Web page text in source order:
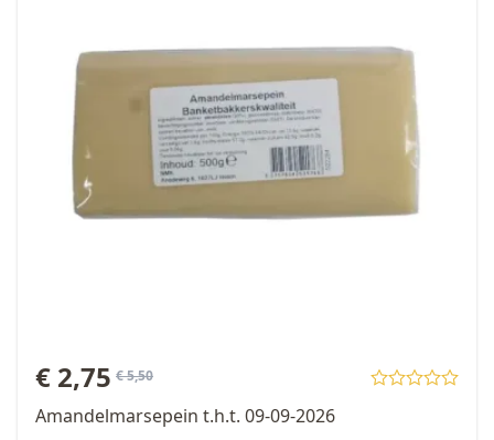
special price
€ 2,75 regular price
€ 5,50
Amandelmarsepein t.h.t. 09-09-2026